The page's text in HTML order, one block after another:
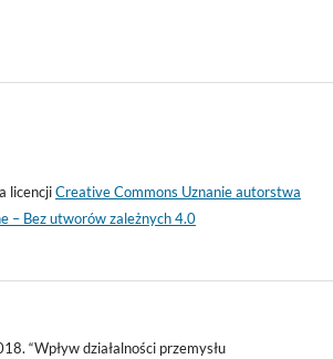
licencjiCreative Commons Uznanie autorstwa
– Bez utworów zależnych 4.0
“Wpływ działalności przemysłu